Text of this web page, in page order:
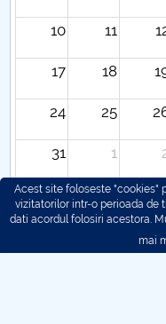
10 11
17 18
24 25
31 1
Acest site foloseste "cookies"
vizitatorilor intr-o perioada de
dati acordul folosiri acestora.
mai